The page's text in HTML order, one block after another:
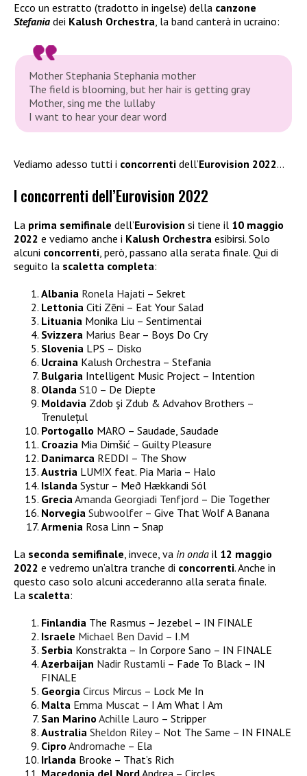
Ecco un estratto (tradotto in ingelse) della canzone
Stefania dei Kalush Orchestra, la band canterà in ucraino:
Mother Stephania Stephania mother
The field is blooming, but her hair is getting gray
Mother, sing me the lullaby
I want to hear your dear word
Vediamo adesso tutti i concorrenti dell’Eurovision 2022…
I concorrenti dell’Eurovision 2022
La prima semifinale dell’Eurovision si tiene il 10 maggio
2022 e vediamo anche i Kalush Orchestra esibirsi. Solo
alcuni concorrenti , però, passano alla serata finale. Qui di
seguito la scaletta completa:
Albania Ronela Hajati – Sekret
Lettonia Citi Zēni – Eat Your Salad
Lituania Monika Liu – Sentimentai
Svizzera Marius Bear – Boys Do Cry
Slovenia LPS – Disko
Ucraina Kalush Orchestra – Stefania
Bulgaria Intelligent Music Project – Intention
Olanda S10 – De Diepte
Moldavia Zdob şi Zdub & Advahov Brothers –
Trenulețul
Portogallo MARO – Saudade, Saudade
Croazia Mia Dimšić – Guilty Pleasure
Danimarca REDDI – The Show
Austria LUM!X feat. Pia Maria – Halo
Islanda Systur – Með Hækkandi Sól
Grecia Amanda Georgiadi Tenfjord – Die Together
Norvegia Subwoolfer – Give That Wolf A Banana
Armenia Rosa Linn – Snap
La seconda semifinale , invece, va in onda il 12 maggio
2022 e vedremo un’altra tranche di concorrenti. Anche in
questo caso solo alcuni accederanno alla serata finale.
La scaletta:
Finlandia The Rasmus – Jezebel – IN FINALE
Israele Michael Ben David – I.M
Serbia Konstrakta – In Corpore Sano – IN FINALE
Azerbaijan Nadir Rustamli – Fade To Black – IN
FINALE
Georgia Circus Mircus – Lock Me In
Malta Emma Muscat – I Am What I Am
San Marino Achille Lauro – Stripper
Australia Sheldon Riley– Not The Same – IN FINALE
Cipro Andromache – Ela
Irlanda Brooke – That’s Rich
Macedonia del Nord Andrea – Circles